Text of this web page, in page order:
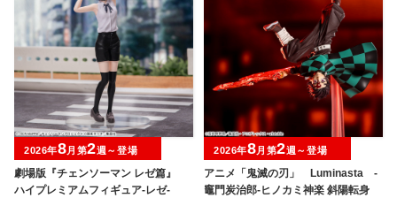
劇場版『チェンソーマン レゼ篇』
ハイプレミアムフィギュア‐レゼ‐
2026年8月第2週～登場
アニメ「鬼滅の刃」 Luminasta ‐
竈門炭治郎‐ヒノカミ神楽 斜陽転身
2026年8月第2週～登場